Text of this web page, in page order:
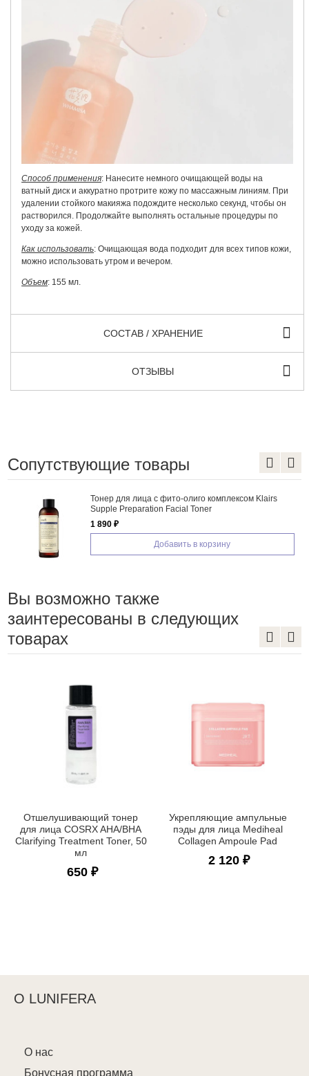
Способ применения: Нанесите немного очищающей воды на
ватный диск и аккуратно протрите кожу по массажным линиям. При
удалении стойкого макияжа подождите несколько секунд, чтобы он
растворился. Продолжайте выполнять остальные процедуры по
уходу за кожей.
Как использовать: Очищающая вода подходит для всех типов кожи,
можно использовать утром и вечером.
Объем: 155 мл.
СОСТАВ / ХРАНЕНИЕ
ОТЗЫВЫ
Сопутствующие товары
Тонер для лица с фито-олиго комплексом Klairs
Supple Preparation Facial Toner
1 890 ₽
Добавить в корзину
Вы возможно также
заинтересованы в следующих
товарах
Отшелушивающий тонер
для лица COSRX AHA/BHA
Clarifying Treatment Toner, 50
мл
650 ₽
Укрепляющие ампульные
пэды для лица Mediheal
Collagen Ampoule Pad
2 120 ₽
О LUNIFERA
О нас
Бонусная программа